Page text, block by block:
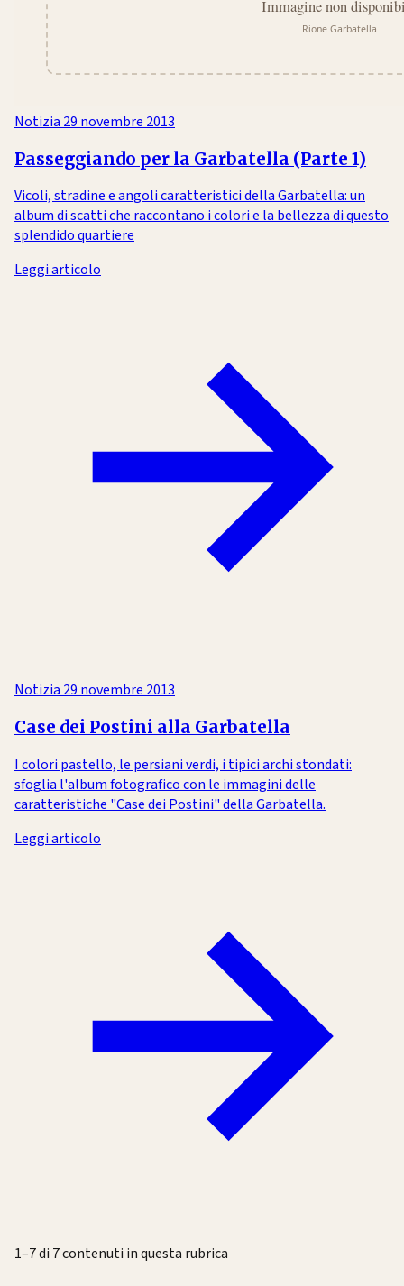
Notizia 29 novembre 2013
Passeggiando per la Garbatella (Parte 1)
Vicoli, stradine e angoli caratteristici della Garbatella: un
album di scatti che raccontano i colori e la bellezza di questo
splendido quartiere
Leggi articolo
Notizia 29 novembre 2013
Case dei Postini alla Garbatella
I colori pastello, le persiani verdi, i tipici archi stondati:
sfoglia l'album fotografico con le immagini delle
caratteristiche "Case dei Postini" della Garbatella.
Leggi articolo
1–7 di 7 contenuti in questa rubrica